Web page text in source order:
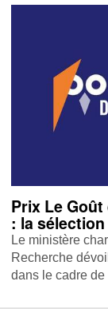
Prix Le
: la
Le ministère
Recherche
dans le cadre